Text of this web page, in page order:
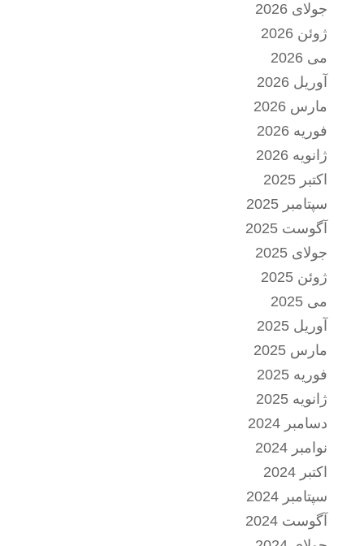
جولای 2026
ژوئن 2026
می 2026
آوریل 2026
مارس 2026
فوریه 2026
ژانویه 2026
اکتبر 2025
سپتامبر 2025
آگوست 2025
جولای 2025
ژوئن 2025
می 2025
آوریل 2025
مارس 2025
فوریه 2025
ژانویه 2025
دسامبر 2024
نوامبر 2024
اکتبر 2024
سپتامبر 2024
آگوست 2024